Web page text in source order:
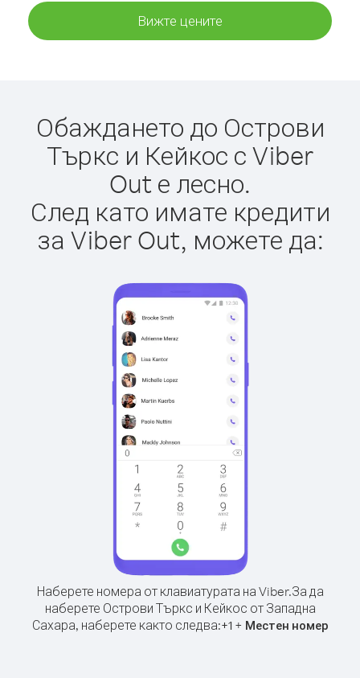
Вижте цените
Обаждането до Острови
Търкс и Кейкос с Viber
Out е лесно.
След като имате кредити
за Viber Out, можете да:
Наберете номера от клавиатурата на Viber.За да
наберете Острови Търкс и Кейкос от Западна
Сахара, наберете както следва:+1+ Местен номер